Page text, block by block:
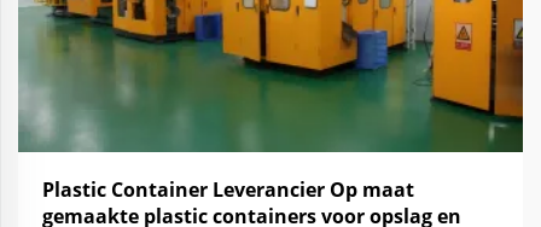
Plastic Container Leverancier Op maat
gemaakte plastic containers voor opslag en